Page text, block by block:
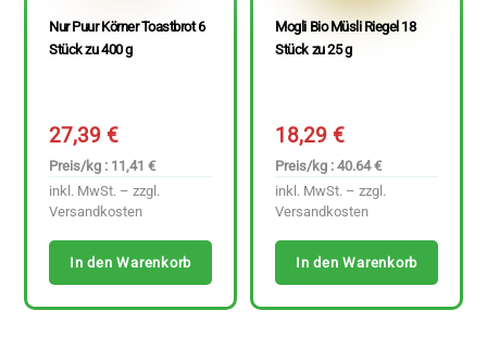
Nur Puur Körner Toastbrot 6
Stück zu 400 g
27,39€
Preis/kg : 11,41 €
inkl. MwSt. – zzgl.
Versandkosten
In den Warenkorb
Mogli Bio Müsli Riegel 18
Stück zu 25 g
18,29€
Preis/kg : 40.64 €
inkl. MwSt. – zzgl.
Versandkosten
In den Warenkorb